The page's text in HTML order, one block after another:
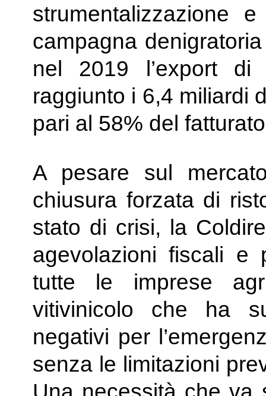
strumentalizzazione
campagna
nel 2019 l’export
raggiunto i 6,4 miliardi
pari al 58% del
A pesare sul
chiusura forzata di
stato di crisi, la
agevolazioni fiscali e
tutte le imprese
vitivinicolo che ha
negativi per
senza le limitazioni